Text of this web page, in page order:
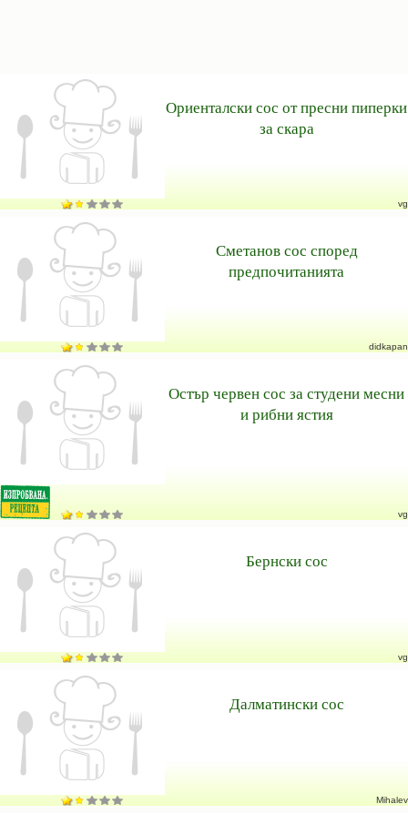
Ориенталски сос от пресни пиперки
за скара
vg
Сметанов сос според
предпочитанията
didkapan
Остър червен сос за студени месни
и рибни ястия
vg
Бернски сос
vg
Далматински сос
Mihalev